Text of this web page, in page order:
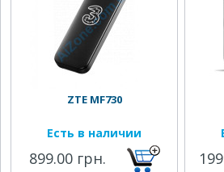
ZTE MF730
Есть в наличии
899.00 грн.